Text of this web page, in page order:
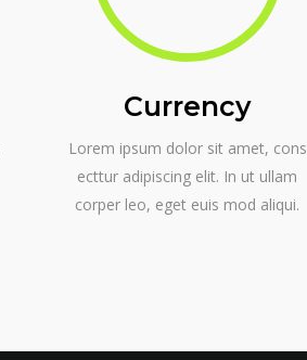
Currency
Lorem ipsum dolor sit amet, cons
ecttur adipiscing elit. In ut ullam
corper leo, eget euis mod aliqui.